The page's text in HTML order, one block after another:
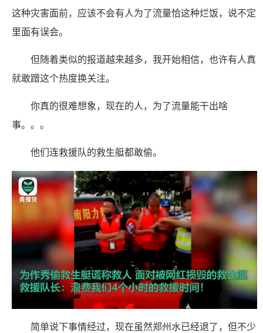
这种灾害面前，应该不会有人为了流量恰这种烂饭，说不定
里面有误会。
但随着类似的报道越来越多，我开始相信，也许有人真
就敢蹭这个热度换关注。
你真的很难想象，现在的人，为了流量能干出啥
事。。。
他们连救援队的救生艇都敢偷。
简单说下事情经过，现在虽然郑州水已经退了，但不少